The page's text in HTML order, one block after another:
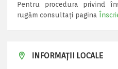
Pentru procedura privind
rugăm consultați pagina
INFORMAȚII LOCALE